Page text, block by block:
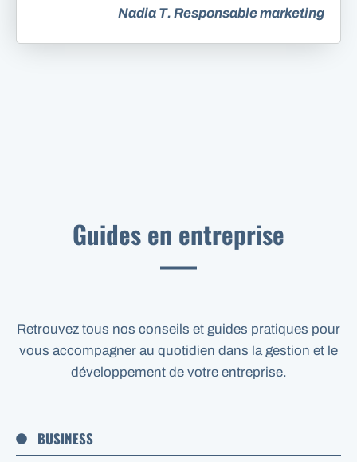
Nadia T. Responsable marketing
Guides en entreprise
Retrouvez tous nos conseils et guides pratiques pour
vous accompagner au quotidien dans la gestion et le
développement de votre entreprise.
BUSINESS